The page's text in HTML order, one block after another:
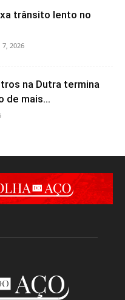
trânsito lento no
2026
na Dutra termina
de mais...